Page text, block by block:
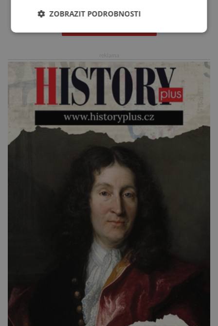
této souvislosti je dokonce zapsána do
názvu nežije pouze v jižní Africe, ale domovem
vyskytuje se rovněž v oblastech […]
ZOBRAZIT PODROBNOSTI